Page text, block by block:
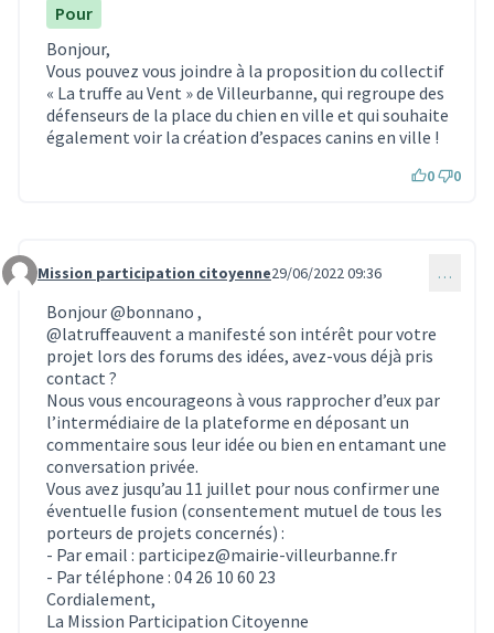
Pour
Bonjour,
Vous pouvez vous joindre à la proposition du collectif
« La truffe au Vent » de Villeurbanne, qui regroupe des
défenseurs de la place du chien en ville et qui souhaite
également voir la création d’espaces canins en ville !
0 0
Commentaire 1922
Mission participation citoyenne29/06/2022 09:36 …
Bonjour@bonnano ,
@latruffeauvent a manifesté son intérêt pour votre
projet lors des forums des idées, avez-vous déjà pris
contact ?
Nous vous encourageons à vous rapprocher d’eux par
l’intermédiaire de la plateforme en déposant un
commentaire sous leur idée ou bien en entamant une
conversation privée.
Vous avez jusqu’au 11 juillet pour nous confirmer une
éventuelle fusion (consentement mutuel de tous les
porteurs de projets concernés) :
- Par email : participez@mairie-villeurbanne.fr
- Par téléphone : 04 26 10 60 23
Cordialement,
La Mission Participation Citoyenne